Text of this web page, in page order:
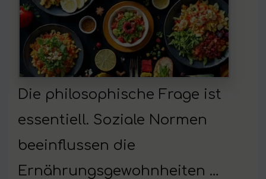
Die philosophische Frage ist
essentiell. Soziale Normen
beeinflussen die
Ernährungsgewohnheiten …